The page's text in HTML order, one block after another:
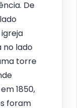
De
no lado
torre
1850,
foram